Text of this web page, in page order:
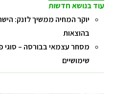
עוד בנושא חדשות
יוקר המחיה ממשיך לזנק:
בהוצאות
מסחר עצמאי בבורסה – סוגי
שימושיים